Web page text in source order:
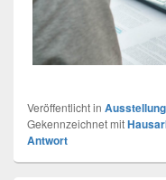
Veröffentlicht in
Gekennzeichnet mit
Antwort